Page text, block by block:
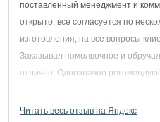
поставленный менеджмент и
открыто, все согласуется по
изготовления, на все вопросы
Заказывал помолвочное и
отлично. Однозначно рекомендую!
Читать весь отзыв на Яндекс